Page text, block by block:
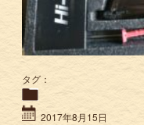
タグ：
2017年8月15日